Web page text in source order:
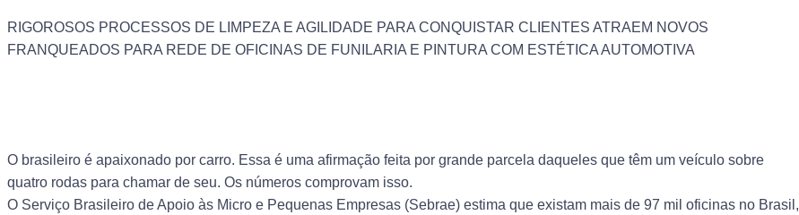
RIGOROSOS PROCESSOS DE LIMPEZA E AGILIDADE PARA CONQUISTAR CLIENTES ATRAEM NOVOS
FRANQUEADOS PARA REDE DE OFICINAS DE FUNILARIA E PINTURA COM ESTÉTICA AUTOMOTIVA
O brasileiro é apaixonado por carro. Essa é uma afirmação feita por grande parcela daqueles que têm um veículo sobre
quatro rodas para chamar de seu. Os números comprovam isso.
O Serviço Brasileiro de Apoio às Micro e Pequenas Empresas (Sebrae) estima que existam mais de 97 mil oficinas no Brasil,